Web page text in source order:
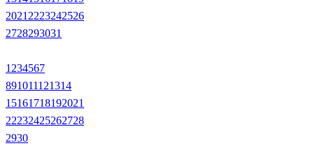
2021 2223242526
2728293031
1 234567
891011121314
15161718192021
22232425262728
2930